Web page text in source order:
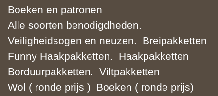
Boeken en patronen
Alle soorten benodigdheden.
Veiligheidsogen en neuzen.
Breipakketten
Funny Haakpakketten.
Haakpakketten
Borduurpakketten.
Viltpakketten
Wol ( ronde prijs )
Boeken ( ronde prijs)